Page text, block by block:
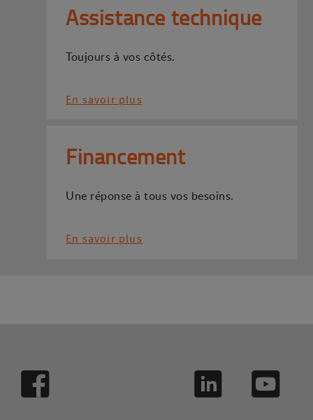
Assistance technique
Toujours à vos côtés.
En savoir plus
Financement
Une réponse à tous vos besoins.
En savoir plus